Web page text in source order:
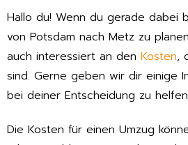
Hallo du! Wenn du gerade dabei
von Potsdam nach Metz zu
auch interessiert an den Kosten,
sind. Gerne geben wir dir einige
bei deiner Entscheidung zu
Die Kosten für einen Umzug